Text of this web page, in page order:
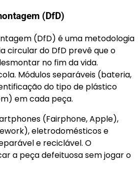
(DfD)
(DfD) é uma metodologia
circular do DfD prevê que o
no fim da vida.
Módulos separáveis (bateria,
do tipo de plástico
em cada peça.
(Fairphone, Apple),
eletrodomésticos e
e reciclável. O
a peça defeituosa sem jogar o